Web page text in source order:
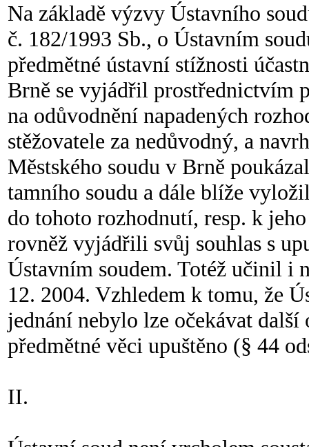
Na základě výzvy Ústavního
č. 182/1993 Sb., o Ústavním
předmětné ústavní stížnosti
Brně se vyjádřil prostřednictvím
na odůvodnění napadených
stěžovatele za nedůvodný, a
Městského soudu v Brně
tamního soudu a dále blíže
do tohoto rozhodnutí, resp. k
rovněž vyjádřili svůj souhlas s
Ústavním soudem. Totéž učinil i
12. 2004. Vzhledem k tomu, že
jednání nebylo lze očekávat
předmětné věci upuštěno (§ 44
II.